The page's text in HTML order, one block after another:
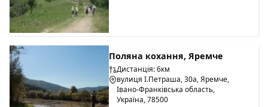
Поляна кохання, Яремче
Дистанція: 6км
вулиця І.Петраша, 30а, Яремче,
Івано-Франківська область,
Україна, 78500